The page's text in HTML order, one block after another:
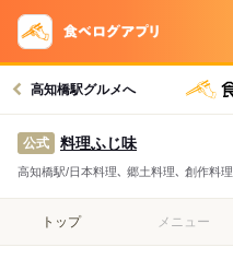
高知橋駅グルメへ
公式 料理ふじ味
高知橋駅/日本料理､ 郷土料理､ 創作料理
トップ メニュー